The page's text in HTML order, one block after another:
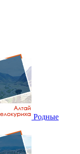
Родные